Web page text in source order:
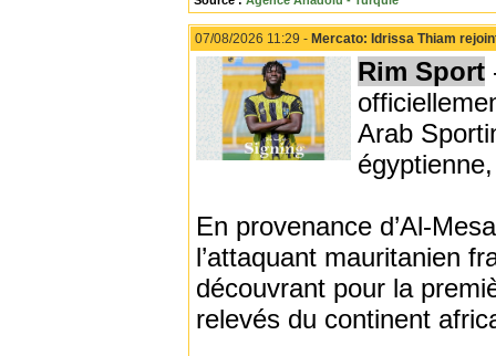
07/08/2026 11:29 - Mercato: Idrissa Thiam
Rim Sport
Arab
En provenance d’Al-
l’attaquant mauritanien
découvrant pour la
relevés du continent